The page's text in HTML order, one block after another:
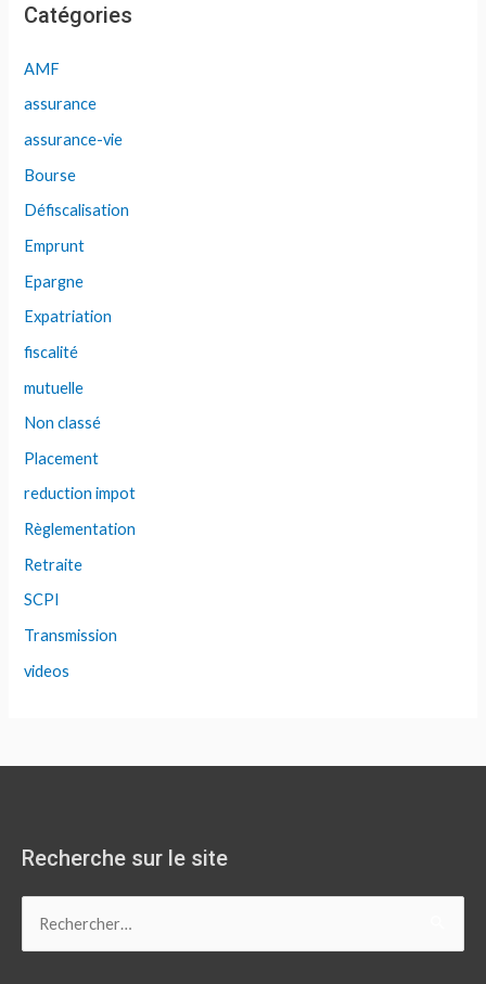
Catégories
AMF
assurance
assurance-vie
Bourse
Défiscalisation
Emprunt
Epargne
Expatriation
fiscalité
mutuelle
Non classé
Placement
reduction impot
Règlementation
Retraite
SCPI
Transmission
videos
Recherche sur le site